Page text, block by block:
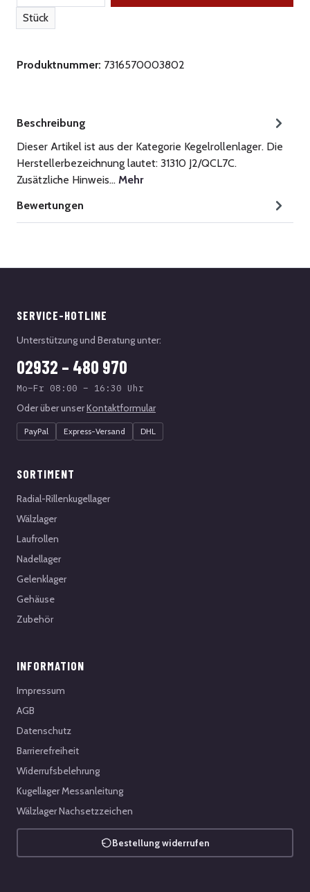
Stück
Produktnummer: 7316570003802
Beschreibung
Dieser Artikel ist aus der Kategorie Kegelrollenlager. Die
Herstellerbezeichnung lautet: 31310 J2/QCL7C.
Zusätzliche Hinweis… Mehr
Bewertungen
SERVICE-HOTLINE
Unterstützung und Beratung unter:
02932 – 480 970
Mo–Fr 08:00 – 16:30 Uhr
Oder über unserKontaktformular
PayPal Express-Versand DHL
SORTIMENT
Radial-Rillenkugellager
Wälzlager
Laufrollen
Nadellager
Gelenklager
Gehäuse
Zubehör
INFORMATION
Impressum
AGB
Datenschutz
Barrierefreiheit
Widerrufsbelehrung
Kugellager Messanleitung
Wälzlager Nachsetzzeichen
Bestellung widerrufen